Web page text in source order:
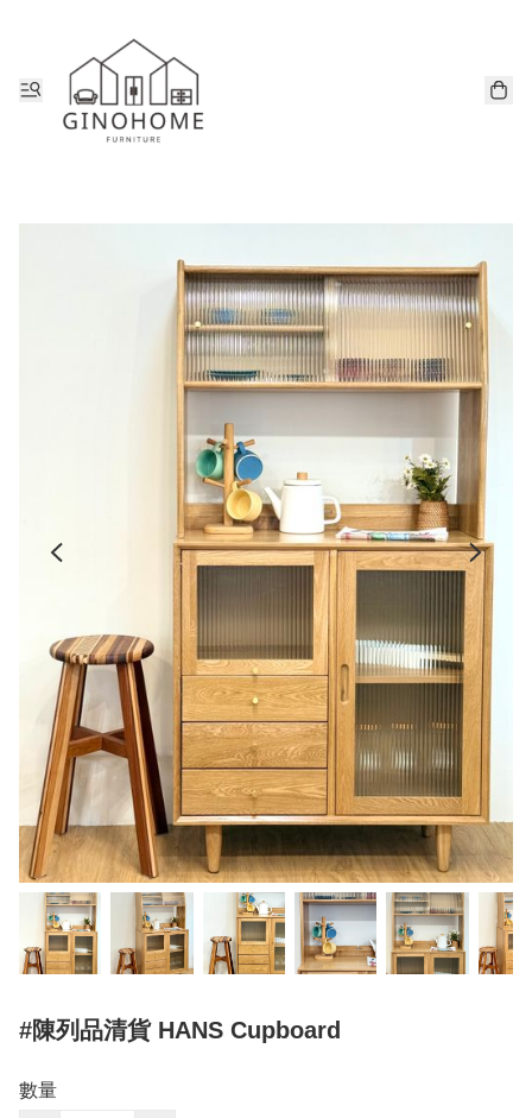
#陳列品清貨 HANS Cupboard
數量